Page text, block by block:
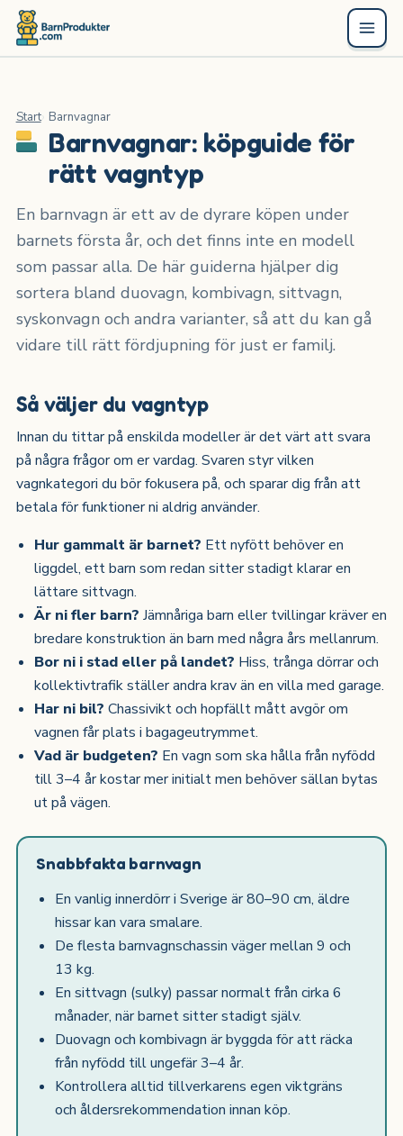
Start Barnvagnar
Barnvagnar: köpguide för
rätt vagntyp
En barnvagn är ett av de dyrare köpen under
barnets första år, och det finns inte en modell
som passar alla. De här guiderna hjälper dig
sortera bland duovagn, kombivagn, sittvagn,
syskonvagn och andra varianter, så att du kan gå
vidare till rätt fördjupning för just er familj.
Så väljer du vagntyp
Innan du tittar på enskilda modeller är det värt att svara
på några frågor om er vardag. Svaren styr vilken
vagnkategori du bör fokusera på, och sparar dig från att
betala för funktioner ni aldrig använder.
Hur gammalt är barnet? Ett nyfött behöver en
liggdel, ett barn som redan sitter stadigt klarar en
lättare sittvagn.
Är ni fler barn? Jämnåriga barn eller tvillingar kräver en
bredare konstruktion än barn med några års mellanrum.
Bor ni i stad eller på landet? Hiss, trånga dörrar och
kollektivtrafik ställer andra krav än en villa med garage.
Har ni bil? Chassivikt och hopfällt mått avgör om
vagnen får plats i bagageutrymmet.
Vad är budgeten? En vagn som ska hålla från nyfödd
till 3–4 år kostar mer initialt men behöver sällan bytas
ut på vägen.
Snabbfakta barnvagn
En vanlig innerdörr i Sverige är 80–90 cm, äldre
hissar kan vara smalare.
De flesta barnvagnschassin väger mellan 9 och
13 kg.
En sittvagn (sulky) passar normalt från cirka 6
månader, när barnet sitter stadigt själv.
Duovagn och kombivagn är byggda för att räcka
från nyfödd till ungefär 3–4 år.
Kontrollera alltid tillverkarens egen viktgräns
och åldersrekommendation innan köp.